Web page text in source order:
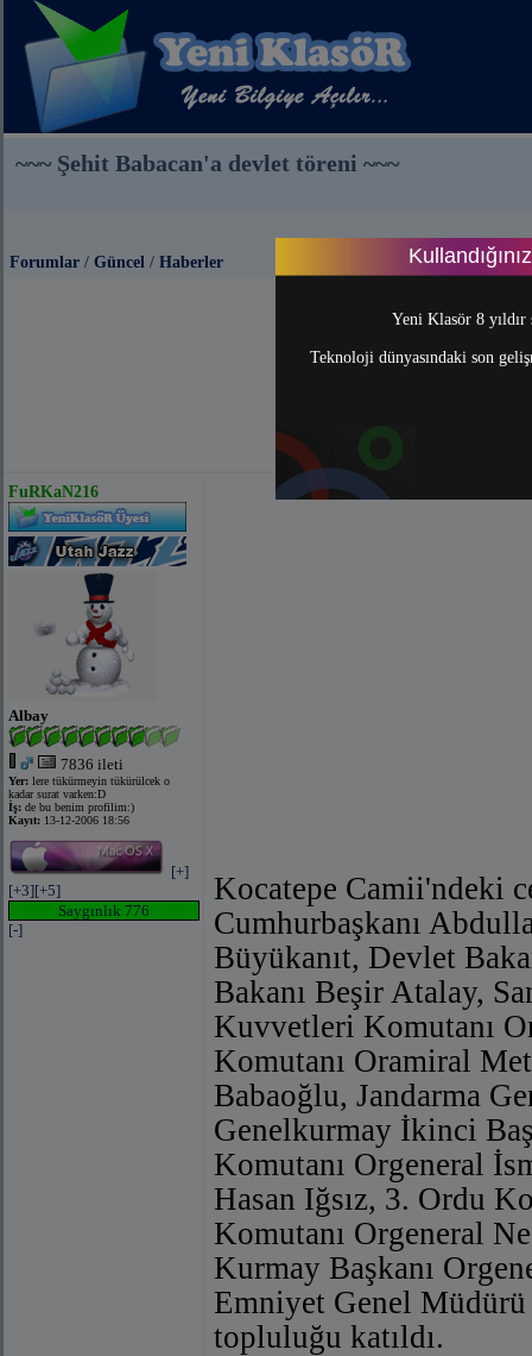
Yeni Klasör 8
Teknoloji dünyasındaki son
~~~ Şehit Babacan'a devlet töreni ~~~
Forumlar / Güncel / Haberler
FuRKaN216
Albay
7836 ileti
Yer: lere tükürmeyin tükürülcek o
kadar surat varken:D
İş: de bu benim profilim:)
Kayıt: 13-12-2006 18:56
[+]
[+3][+5]
Saygınlık 776
[-]
Kocatepe Camii'ndeki
Cumhurbaşkanı
Büyükanıt, Devlet
Bakanı Beşir Atalay,
Kuvvetleri Komutanı
Komutanı Oramiral
Babaoğlu, Jandarma
Genelkurmay İkinci
Komutanı Orgeneral
Hasan Iğsız, 3. Ordu
Komutanı Orgeneral
Kurmay Başkanı
Emniyet Genel
topluluğu katıldı.